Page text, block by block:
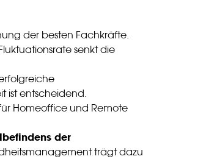
der besten Fachkräfte.
senkt die
ist entscheidend.
Homeoffice und Remote
der
trägt dazu